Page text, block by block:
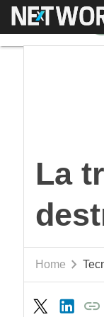
Menú
La
Home